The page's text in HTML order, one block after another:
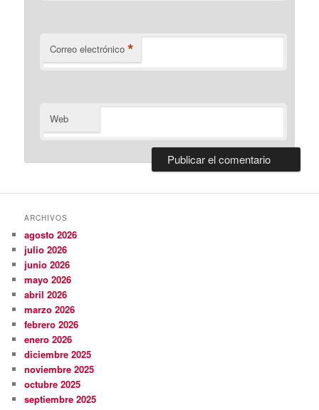
Correo electrónico *
Web
ARCHIVOS
agosto 2026
julio 2026
junio 2026
mayo 2026
abril 2026
marzo 2026
febrero 2026
enero 2026
diciembre 2025
noviembre 2025
octubre 2025
septiembre 2025